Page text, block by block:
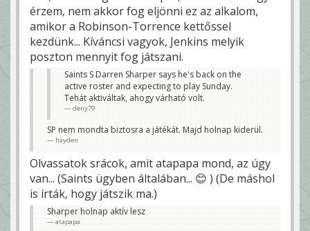
érzem, nem akkor fog eljönni ez az alkalom,
amikor a Robinson-Torrence kettőssel
kezdünk... Kíváncsi vagyok, Jenkins melyik
poszton mennyit fog játszani.
Saints S Darren Sharper says he's back on the
active roster and expecting to play Sunday.
Tehát aktiváltak, ahogy várható volt.
deny79
SP nem mondta biztosra a játékát. Majd holnap kiderül.
hayden
Olvassatok srácok, amit atapapa mond, az úgy
van... (Saints ügyben általában... 😊 ) (De máshol
is írták, hogy játszik ma.)
Sharper holnap aktív lesz
atapapa